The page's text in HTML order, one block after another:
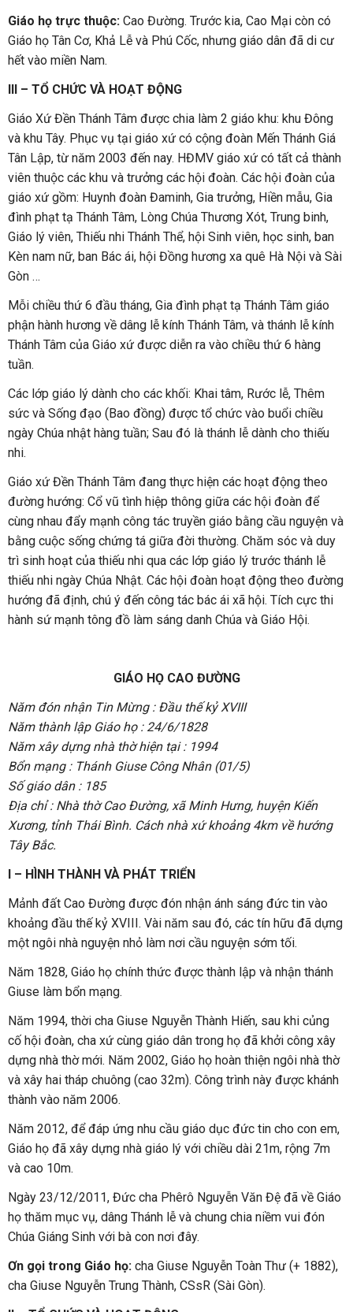
Giáo họ trực thuộc: Cao Đường. Trước kia, Cao Mại còn có
Giáo họ Tân Cơ, Khả Lễ và Phú Cốc, nhưng giáo dân đã di cư
hết vào miền Nam.
III – TỔ CHỨC VÀ HOẠT ĐỘNG
Giáo Xứ Đền Thánh Tâm được chia làm 2 giáo khu: khu Đông
và khu Tây. Phục vụ tại giáo xứ có cộng đoàn Mến Thánh Giá
Tân Lập, từ năm 2003 đến nay. HĐMV giáo xứ có tất cả thành
viên thuộc các khu và trưởng các hội đoàn. Các hội đoàn của
giáo xứ gồm: Huynh đoàn Đaminh, Gia trưởng, Hiền mẫu, Gia
đình phạt tạ Thánh Tâm, Lòng Chúa Thương Xót, Trung binh,
Giáo lý viên, Thiếu nhi Thánh Thể, hội Sinh viên, học sinh, ban
Kèn nam nữ, ban Bác ái, hội Đồng hương xa quê Hà Nội và Sài
Gòn …
Mỗi chiều thứ 6 đầu tháng, Gia đình phạt tạ Thánh Tâm giáo
phận hành hương về dâng lễ kính Thánh Tâm, và thánh lễ kính
Thánh Tâm của Giáo xứ được diễn ra vào chiều thứ 6 hàng
tuần.
Các lớp giáo lý dành cho các khối: Khai tâm, Rước lễ, Thêm
sức và Sống đạo (Bao đồng) được tổ chức vào buổi chiều
ngày Chúa nhật hàng tuần; Sau đó là thánh lễ dành cho thiếu
nhi.
Giáo xứ Đền Thánh Tâm đang thực hiện các hoạt động theo
đường hướng: Cổ vũ tình hiệp thông giữa các hội đoàn để
cùng nhau đẩy mạnh công tác truyền giáo bằng cầu nguyện và
bằng cuộc sống chứng tá giữa đời thường. Chăm sóc và duy
trì sinh hoạt của thiếu nhi qua các lớp giáo lý trước thánh lễ
thiếu nhi ngày Chúa Nhật. Các hội đoàn hoạt động theo đường
hướng đã định, chú ý đến công tác bác ái xã hội. Tích cực thi
hành sứ mạnh tông đồ làm sáng danh Chúa và Giáo Hội.
GIÁO HỌ CAO ĐƯỜNG
Năm đón nhận Tin Mừng : Đầu thế kỷ XVIII
Năm thành lập Giáo họ : 24/6/1828
Năm xây dựng nhà thờ hiện tại : 1994
Bổn mạng : Thánh Giuse Công Nhân (01/5)
Số giáo dân : 185
Địa chỉ : Nhà thờ Cao Đường, xã Minh Hưng, huyện Kiến
Xương, tỉnh Thái Bình. Cách nhà xứ khoảng 4km về hướng
Tây Bắc.
I – HÌNH THÀNH VÀ PHÁT TRIỂN
Mảnh đất Cao Đường được đón nhận ánh sáng đức tin vào
khoảng đầu thế kỷ XVIII. Vài năm sau đó, các tín hữu đã dựng
một ngôi nhà nguyện nhỏ làm nơi cầu nguyện sớm tối.
Năm 1828, Giáo họ chính thức được thành lập và nhận thánh
Giuse làm bổn mạng.
Năm 1994, thời cha Giuse Nguyễn Thành Hiến, sau khi củng
cố hội đoàn, cha xứ cùng giáo dân trong họ đã khởi công xây
dựng nhà thờ mới. Năm 2002, Giáo họ hoàn thiện ngôi nhà thờ
và xây hai tháp chuông (cao 32m). Công trình này được khánh
thành vào năm 2006.
Năm 2012, để đáp ứng nhu cầu giáo dục đức tin cho con em,
Giáo họ đã xây dựng nhà giáo lý với chiều dài 21m, rộng 7m
và cao 10m.
Ngày 23/12/2011, Đức cha Phêrô Nguyễn Văn Đệ đã về Giáo
họ thăm mục vụ, dâng Thánh lễ và chung chia niềm vui đón
Chúa Giáng Sinh với bà con nơi đây.
Ơn gọi trong Giáo họ: cha Giuse Nguyễn Toàn Thư (+ 1882),
cha Giuse Nguyễn Trung Thành, CSsR (Sài Gòn).